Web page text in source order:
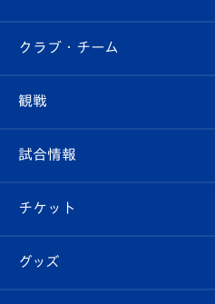
すべて
クラブ
試合情報
チケット
クラブ・チーム
クラブ概要
エンブレム紹介
観戦
観戦ルール
はじめての観戦ガイド
Revive Team
試合情報
試合日程/結果
フォトギャラリー
チケット
チケット
グッズ